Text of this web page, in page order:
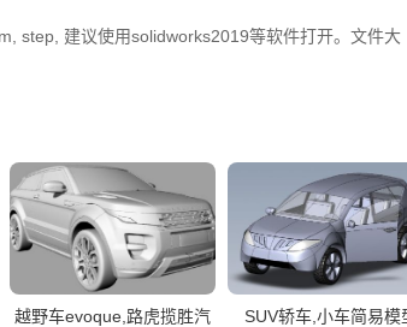
step, 建议使用solidworks2019等软件打开。文件大
越野车evoque,路虎揽胜汽
SUV轿车,小车简易模